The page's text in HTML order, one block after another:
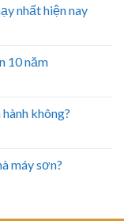
nhất hiện nay
10 năm
không?
máy sơn?